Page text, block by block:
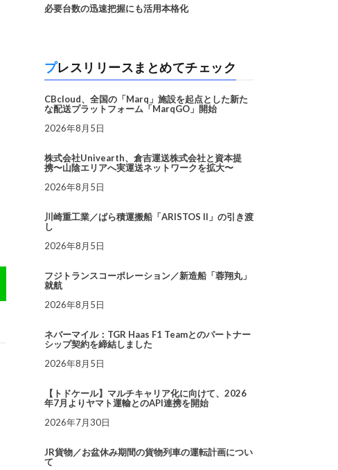
必要台数の迅速把握にも活用本格化
プレスリリースまとめてチェック
CBcloud、全国の「Marq」施設を起点とした新た
な配送プラットフォーム「MarqGO」開始
2026年8月5日
株式会社Univearth、倉吉運送株式会社と資本提
携〜山陰エリアへ実運送ネットワークを拡大〜
2026年8月5日
川崎重工業／ばら積運搬船「ARISTOS II」の引き渡
し
2026年8月5日
フジトランスコーポレーション／新造船「蓉翔丸」
就航
2026年8月5日
ネバーマイル：TGR Haas F1 Teamとのパートナー
シップ契約を締結しました
2026年8月5日
【トドケール】マルチキャリア化に向けて、2026
年7月よりヤマト運輸とのAPI連携を開始
2026年7月30日
JR貨物／お盆休み期間の貨物列車の運転計画につい
て